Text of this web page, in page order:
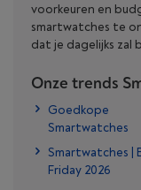
voorkeuren en
smartwatches te
dat je dagelijks zal
Onze trends
Goedkope
Smartwatches
Smartwatches |
Friday 2026